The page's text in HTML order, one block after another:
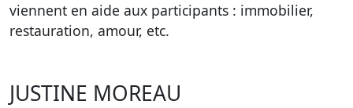
viennent en aide aux participants : immobilier,
restauration, amour, etc.
JUSTINE MOREAU